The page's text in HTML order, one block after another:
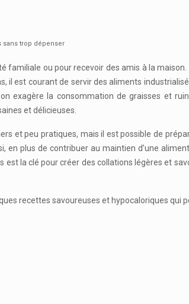
sans trop dépenser
familiale ou pour recevoir des amis à la
il est courant de servir des aliments
exagère la consommation de graisses et
et délicieuses.
et peu pratiques, mais il est possible de
en plus de contribuer au maintien d’une
est la clé pour créer des collations légères et
recettes savoureuses et hypocaloriques